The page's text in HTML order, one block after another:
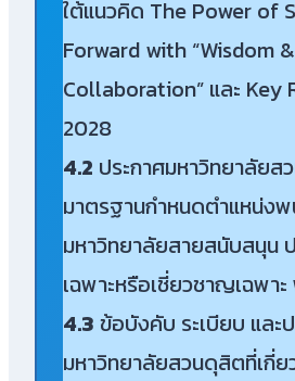
ใต้แนวคิด The Power of
Forward with “Wisdom &
Collaboration” และ Key
2028
4.2 ประกาศมหาวิทยาลัยส
มาตรฐานกำหนดตำแหน่ง
มหาวิทยาลัยสายสนับสนุน
เฉพาะหรือเชี่ยวชาญเฉพา
4.3 ข้อบังคับ ระเบียบ และ
มหาวิทยาลัยสวนดุสิตที่เกี่